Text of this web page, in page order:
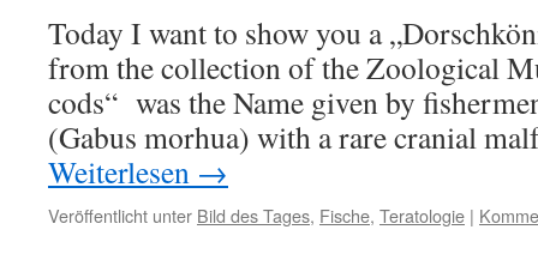
Today I want to show you a
from the collection of the Zoological
cods“ was the Name given by
(Gabus morhua) with a rare cranial
Weiterlesen →
Veröffentlicht unter Bild des Tages, Fische, Teratologie |